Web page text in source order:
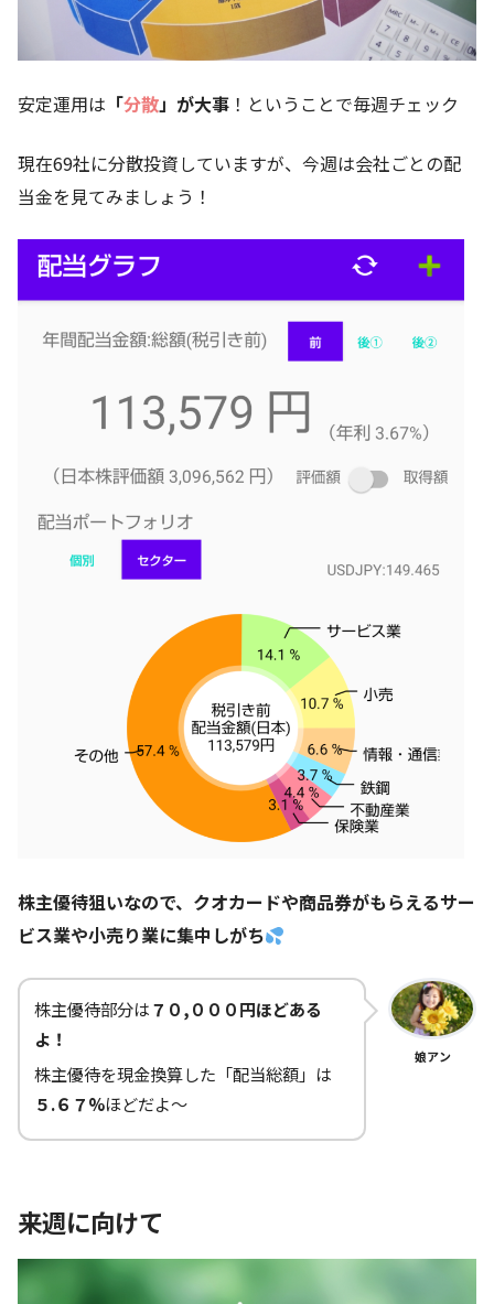
安定運用は 「分散」が大事 ！ということで毎週チェック
現在69社に分散投資していますが、今週は会社ごとの配
当金を見てみましょう！
株主優待狙いなので、クオカードや商品券がもらえるサー
ビス業や小売り業に集中しがち
株主優待部分は７０,０００円ほどある
よ！
株主優待を現金換算した「配当総額」は
５.６７%ほどだよ～
娘アン
来週に向けて